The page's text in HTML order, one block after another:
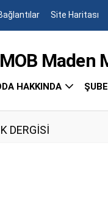
Site Haritası
Maden
HAKKINDA
DERGİSİ